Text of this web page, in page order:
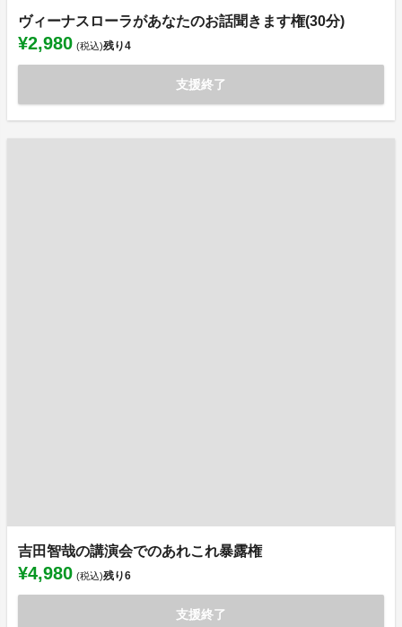
ヴィーナスローラがあなたのお話聞きます権(30分)
¥2,980 (税込)残り4
支援終了
吉田智哉の講演会でのあれこれ暴露権
¥4,980 (税込)残り6
支援終了